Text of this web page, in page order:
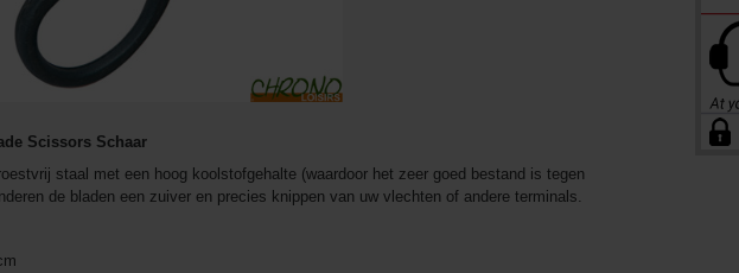
Scissors Schaar
staal met een hoog koolstofgehalte (waardoor het zeer goed bestand is tegen
de bladen een zuiver en precies knippen van uw vlechten of andere terminals.